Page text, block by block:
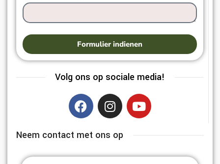
Formulier indienen
Volg ons op sociale media!
Neem contact met ons op